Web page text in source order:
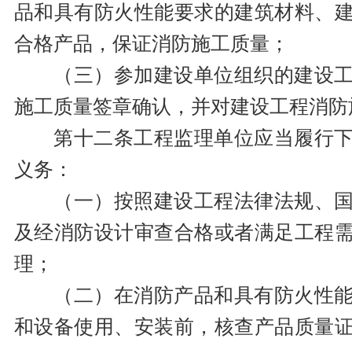
品和具有防火性能要求的建筑材料、
合格产品，保证消防施工质量；
（三）参加建设单位组织的建设
施工质量签章确认，并对建设工程消
第十二条工程监理单位应当履行
义务：
（一）按照建设工程法律法规、
及经消防设计审查合格或者满足工程
理；
（二）在消防产品和具有防火性
和设备使用、安装前，核查产品质量